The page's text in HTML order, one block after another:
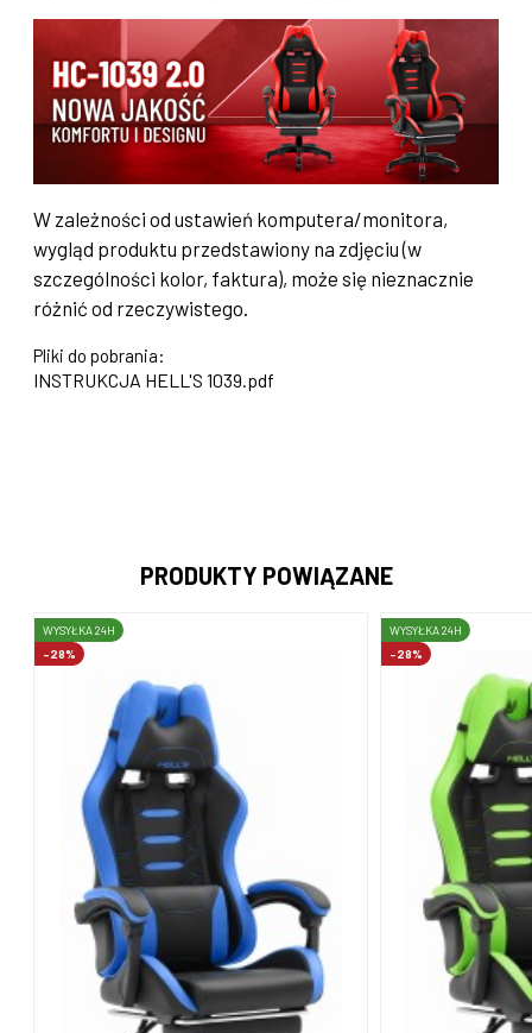
PRODUKTY POWIĄZANE
-28%
WYSYŁKA 24H
-28%
WYSYŁKA 24H
W zależności od ustawień komputera/monitora,
wygląd produktu przedstawiony na zdjęciu (w
szczególności kolor, faktura), może się nieznacznie
różnić od rzeczywistego.
Pliki do pobrania:
INSTRUKCJA HELL'S 1039.pdf